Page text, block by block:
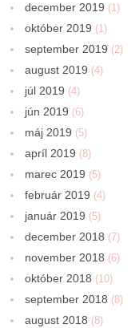
december 2019 (1)
október 2019 (1)
september 2019 (2)
august 2019 (4)
júl 2019 (4)
jún 2019 (6)
máj 2019 (5)
apríl 2019 (8)
marec 2019 (5)
február 2019 (4)
január 2019 (5)
december 2018 (7)
november 2018 (6)
október 2018 (10)
september 2018 (8)
august 2018 (8)